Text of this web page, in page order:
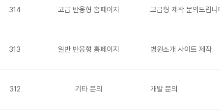
314 고급 반응형 홈페이지 고급형 제작 문의드립니
313 일반 반응형 홈페이지 병원소개 사이트 제작
312 기타 문의 개발 문의